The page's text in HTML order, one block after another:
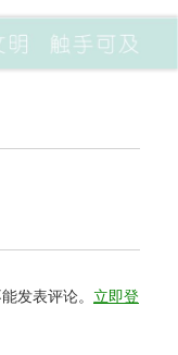
发表评论。 立即登